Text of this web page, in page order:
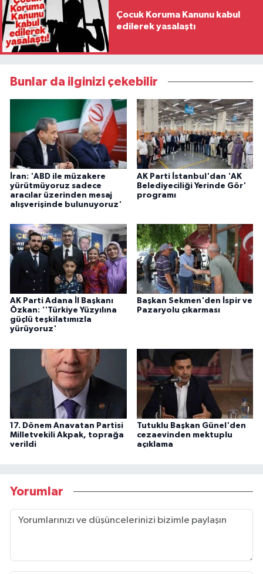
Çocuk Koruma Kanunu kabul
edilerek yasalaştı
Bunlar da ilginizi çekebilir
İran: 'ABD ile müzakere
yürütmüyoruz sadece
aracılar üzerinden mesaj
alışverişinde bulunuyoruz'
AK Parti İstanbul'dan 'AK
Belediyeciliği Yerinde Gör'
programı
AK Parti Adana İl Başkanı
Özkan: ''Türkiye Yüzyılına
güçlü teşkilatımızla
yürüyoruz'
Başkan Sekmen'den İspir ve
Pazaryolu çıkarması
17. Dönem Anavatan Partisi
Milletvekili Akpak, toprağa
verildi
Tutuklu Başkan Günel'den
cezaevinden mektuplu
açıklama
Yorumlar